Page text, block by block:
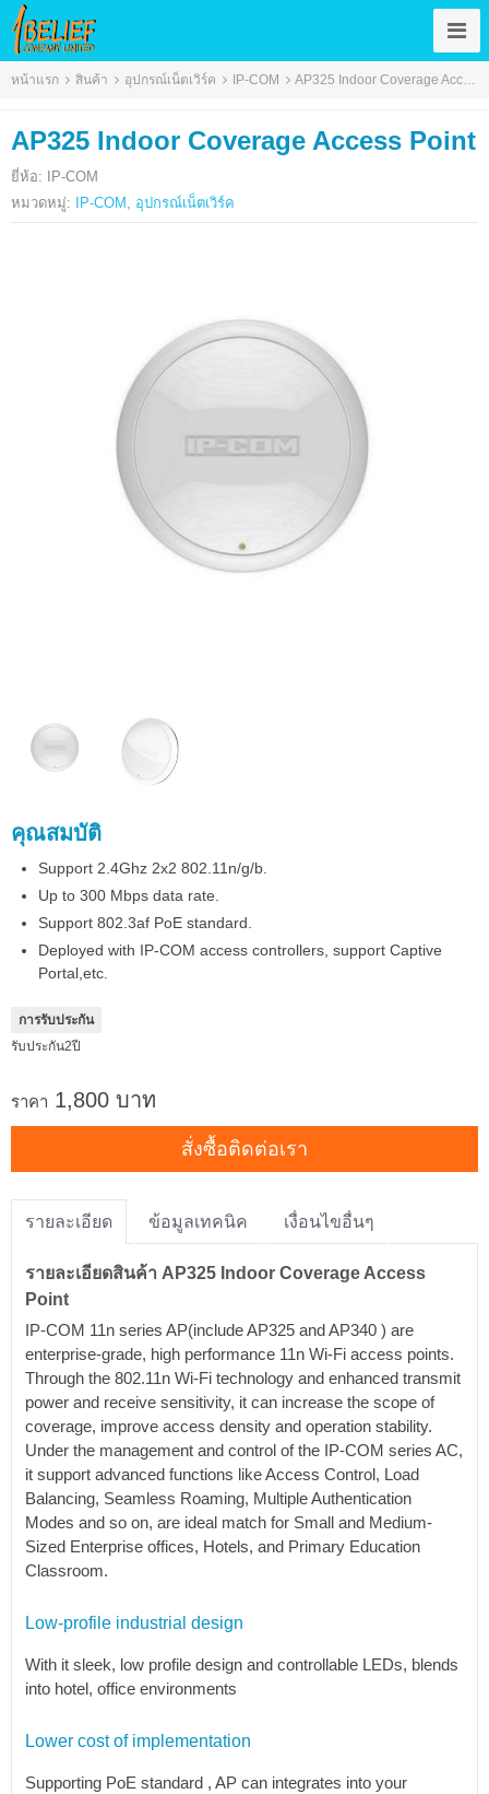
หน้าแรก สินค้า อุปกรณ์เน็ตเวิร์ค IP-COM AP325 Indoor Coverage Access Point
AP325 Indoor Coverage Access Point
ยี่ห้อ: IP-COM
หมวดหมู่:
IP-COM , อุปกรณ์เน็ตเวิร์ค
คุณสมบัติ
Support 2.4Ghz 2x2 802.11n/g/b.
Up to 300 Mbps data rate.
Support 802.3af PoE standard.
Deployed with IP-COM access controllers, support Captive
Portal,etc.
การรับประกัน
รับประกัน2ปี
ราคา 1,800 บาท
สั่งซื้อติดต่อเรา
รายละเอียด ข้อมูลเทคนิค เงื่อนไขอื่นๆ
รายละเอียดสินค้า AP325 Indoor Coverage Access
Point
IP-COM 11n series AP(include AP325 and AP340 ) are
enterprise-grade, high performance 11n Wi-Fi access points.
Through the 802.11n Wi-Fi technology and enhanced transmit
power and receive sensitivity, it can increase the scope of
coverage, improve access density and operation stability.
Under the management and control of the IP-COM series AC,
it support advanced functions like Access Control, Load
Balancing, Seamless Roaming, Multiple Authentication
Modes and so on, are ideal match for Small and Medium-
Sized Enterprise offices, Hotels, and Primary Education
Classroom.
Low-profile industrial design
With it sleek, low profile design and controllable LEDs, blends
into hotel, office environments
Lower cost of implementation
Supporting PoE standard , AP can integrates into your